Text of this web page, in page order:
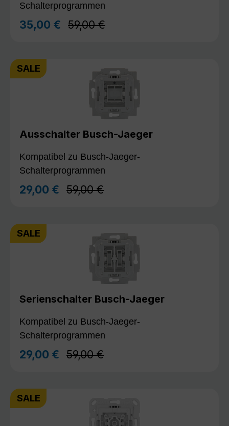
Schalterprogrammen
Verkaufspreis:
35,00 € Regulärer Preis:
59,00 €
SALE
Ausschalter Busch-Jaeger
Kompatibel zu Busch-Jaeger-
Schalterprogrammen
Verkaufspreis:
29,00 € Regulärer Preis:
59,00 €
SALE
Serienschalter Busch-Jaeger
Kompatibel zu Busch-Jaeger-
Schalterprogrammen
Verkaufspreis:
29,00 € Regulärer Preis:
59,00 €
SALE